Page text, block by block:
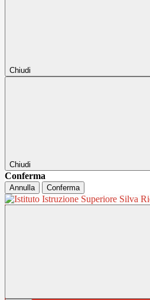
Chiudi
Chiudi
Conferma
Annulla Conferma